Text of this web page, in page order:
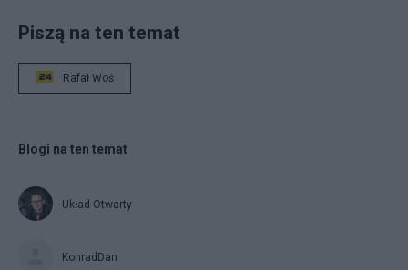
Piszą na ten temat
Rafał Woś
Blogi na ten temat
Układ Otwarty
KonradDan